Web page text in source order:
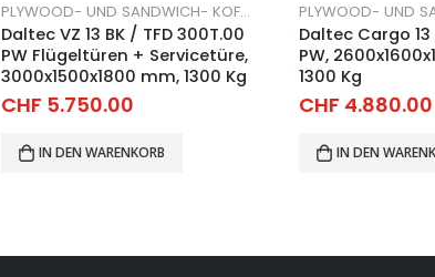
PLYWOOD- UND SANDWICH- KOFFERANHÄNGER
Daltec VZ 13 BK / TFD 300T.00
PW Flügeltüren + Servicetüre,
3000x1500x1800 mm, 1300 Kg
CHF 5.750.00
IN DEN WARENKORB
Daltec Cargo 13
PW,
1300 Kg
CHF 4.880.00
IN DEN